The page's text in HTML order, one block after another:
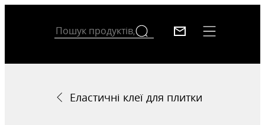
Еластичні клеї для плитки